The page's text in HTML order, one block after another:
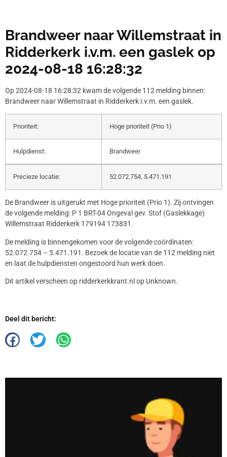
Brandweer naar Willemstraat in
Ridderkerk i.v.m. een gaslek op
2024-08-18 16:28:32
Op 2024-08-18 16:28:32 kwam de volgende 112 melding binnen:
Brandweer naar Willemstraat in Ridderkerk i.v.m. een gaslek.
Prioriteit: Hoge prioriteit (Prio 1)
Hulpdienst: Brandweer
Precieze locatie: 52.072.754, 5.471.191
De Brandweer is uitgerukt met Hoge prioriteit (Prio 1). Zij ontvingen
de volgende melding: P 1 BRT-04 Ongeval gev. Stof (Gaslekkage)
Willemstraat Ridderkerk 179194 173831.
De melding is binnengekomen voor de volgende coördinaten:
52.072.754 – 5.471.191. Bezoek de locatie van de 112 melding niet
en laat de hulpdiensten ongestoord hun werk doen.
Dit artikel verscheen op ridderkerkkrant.nl op Unknown.
Deel dit bericht: